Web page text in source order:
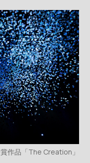
作品「The Creation」